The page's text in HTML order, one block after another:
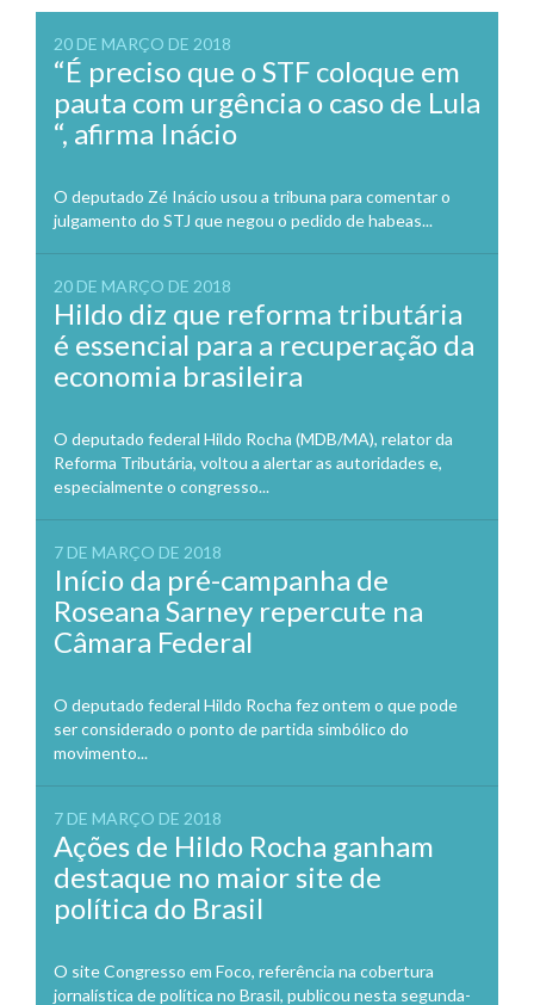
20 DE MARÇO DE 2018
“É preciso que o STF coloque em
pauta com urgência o caso de Lula
“, afirma Inácio
O deputado Zé Inácio usou a tribuna para comentar o
julgamento do STJ que negou o pedido de habeas...
20 DE MARÇO DE 2018
Hildo diz que reforma tributária
é essencial para a recuperação da
economia brasileira
O deputado federal Hildo Rocha (MDB/MA), relator da
Reforma Tributária, voltou a alertar as autoridades e,
especialmente o congresso...
7 DE MARÇO DE 2018
Início da pré-campanha de
Roseana Sarney repercute na
Câmara Federal
O deputado federal Hildo Rocha fez ontem o que pode
ser considerado o ponto de partida simbólico do
movimento...
7 DE MARÇO DE 2018
Ações de Hildo Rocha ganham
destaque no maior site de
política do Brasil
O site Congresso em Foco, referência na cobertura
jornalística de política no Brasil, publicou nesta segunda-